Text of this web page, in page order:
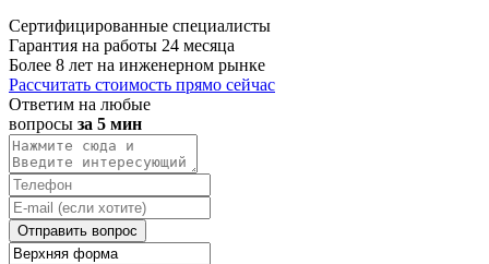
Сертифицированные специалисты
Гарантия на работы 24 месяца
Более 8 лет на инженерном рынке
Рассчитать стоимость прямо сейчас
Ответим на любые
вопросы за 5 мин
Отправить вопрос